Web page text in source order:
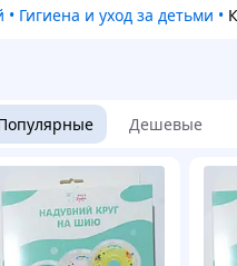
• Гигиена и уход за детьми •
Дешевые